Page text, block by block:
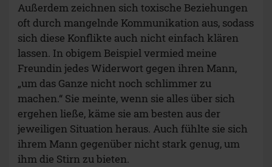
Außerdem zeichnen sich toxische Beziehungen
oft durch mangelnde Kommunikation aus, sodass
sich diese Konflikte auch nicht einfach klären
lassen. In obigem Beispiel vermied meine
Freundin jedes Widerwort gegen ihren Mann,
„um das Ganze nicht noch schlimmer zu
machen.“ Sie meinte, wenn sie alles über sich
ergehen ließe, käme sie am besten aus der
jeweiligen Situation heraus. Auch fühlte sie sich
ihrem Mann gegenüber nicht stark genug, um
ihm die Stirn zu bieten.